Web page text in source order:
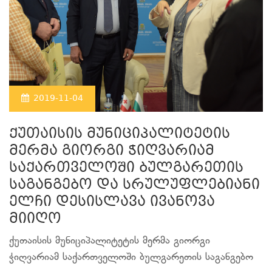
2019-11-04
ქუთაისის მუნიციპალიტეტის
მერმა გიორგი ჭიღვარიამ
საქართველოში ბულგარეთის
საგანგებო და სრულუფლებიანი
ელჩი დესისლავა ივანოვა
მიიღო
ქუთაისის მუნიციპალიტეტის მერმა გიორგი
ჭიღვარიამ საქართველოში ბულგარეთის საგანგებო